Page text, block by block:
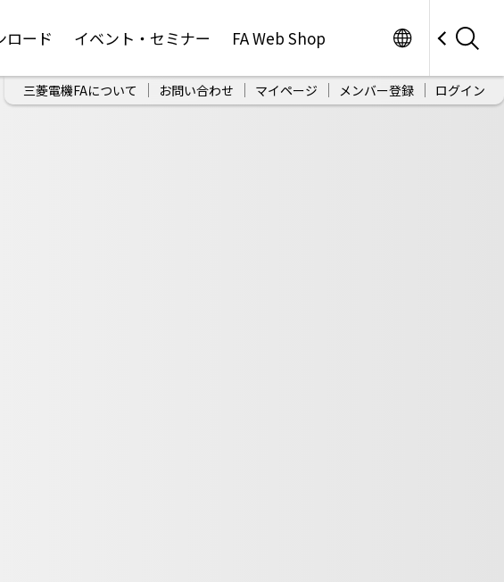
ロード イベント・セミナー FA Web Shop
三菱電機FAについて お問い合わせ マイページ メンバー登録 ログイン